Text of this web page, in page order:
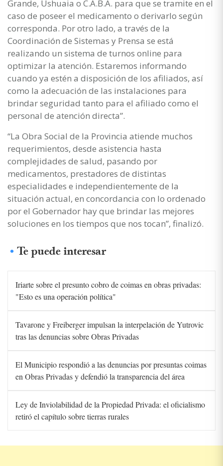
Grande, Ushuaia o C.A.B.A. para que se tramite en el
caso de poseer el medicamento o derivarlo según
corresponda. Por otro lado, a través de la
Coordinación de Sistemas y Prensa se está
realizando un sistema de turnos online para
optimizar la atención. Estaremos informando
cuando ya estén a disposición de los afiliados, así
como la adecuación de las instalaciones para
brindar seguridad tanto para el afiliado como el
personal de atención directa”.
“La Obra Social de la Provincia atiende muchos
requerimientos, desde asistencia hasta
complejidades de salud, pasando por
medicamentos, prestadores de distintas
especialidades e independientemente de la
situación actual, en concordancia con lo ordenado
por el Gobernador hay que brindar las mejores
soluciones en los tiempos que nos tocan”, finalizó.
Te puede interesar
Iriarte sobre el presunto cobro de coimas en obras privadas:
"Esto es una operación política"
Tavarone y Freiberger impulsan la interpelación de Yutrovic
tras las denuncias sobre Obras Privadas
El Municipio respondió a las denuncias por presuntas coimas
en Obras Privadas y defendió la transparencia del área
Ley de Inviolabilidad de la Propiedad Privada: el oficialismo
retiró el capítulo sobre tierras rurales